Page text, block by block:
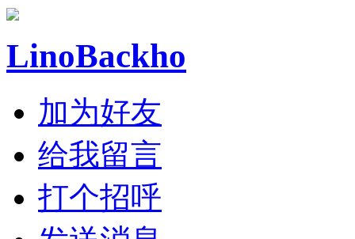
LinoBackho
加为好友
给我留言
打个招呼